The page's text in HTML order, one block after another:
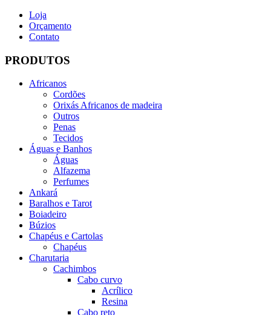
Loja
Orçamento
Contato
PRODUTOS
Africanos
Cordões
Orixás Africanos de madeira
Outros
Penas
Tecidos
Águas e Banhos
Águas
Alfazema
Perfumes
Ankará
Baralhos e Tarot
Boiadeiro
Búzios
Chapéus e Cartolas
Chapéus
Charutaria
Cachimbos
Cabo curvo
Acrílico
Resina
Cabo reto